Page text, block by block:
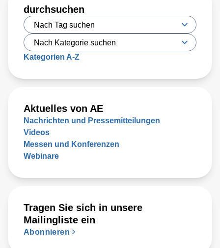
durchsuchen
Kategorien A-Z
Aktuelles von AE
Nachrichten und Pressemitteilungen
Videos
Messen und Konferenzen
Webinare
Tragen Sie sich in unsere
Mailingliste ein
Abonnieren